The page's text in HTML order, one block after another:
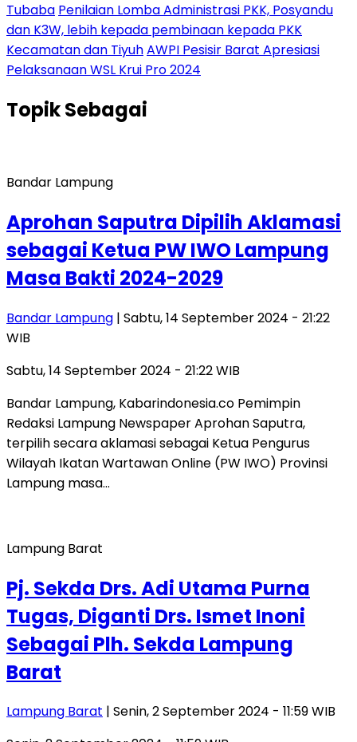
Tubaba Penilaian Lomba Administrasi PKK, Posyandu
dan K3W, lebih kepada pembinaan kepada PKK
Kecamatan dan TiyuhAWPI Pesisir Barat Apresiasi
Pelaksanaan WSL Krui Pro 2024
TopikSebagai
Bandar Lampung
Aprohan Saputra Dipilih Aklamasi
sebagai Ketua PW IWO Lampung
Masa Bakti 2024-2029
Bandar Lampung | Sabtu, 14 September 2024 - 21:22
WIB
Sabtu, 14 September 2024 - 21:22 WIB
Bandar Lampung, Kabarindonesia.co Pemimpin
Redaksi Lampung Newspaper Aprohan Saputra,
terpilih secara aklamasi sebagai Ketua Pengurus
Wilayah Ikatan Wartawan Online (PW IWO) Provinsi
Lampung masa…
Lampung Barat
Pj. Sekda Drs. Adi Utama Purna
Tugas, Diganti Drs. Ismet Inoni
Sebagai Plh. Sekda Lampung
Barat
Lampung Barat | Senin, 2 September 2024 - 11:59 WIB